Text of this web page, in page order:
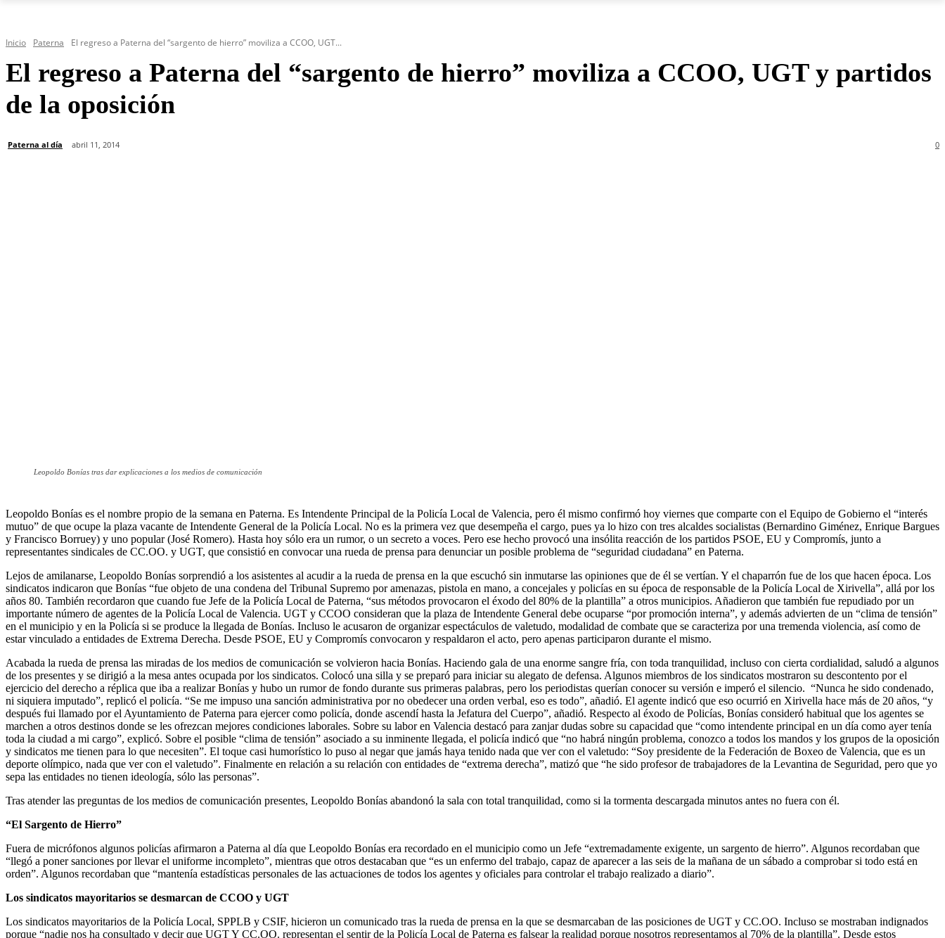
Inicio Paterna El regreso a Paterna del “sargento de hierro” moviliza a CCOO, UGT...
El regreso a Paterna del “sargento de hierro” moviliza a CCOO, UGT y partidos
de la oposición
Paterna al día abril 11, 2014 0
Leopoldo Bonías tras dar explicaciones a los medios de comunicación
Leopoldo Bonías es el nombre propio de la semana en Paterna. Es Intendente Principal de la Policía Local de Valencia, pero él mismo confirmó hoy viernes que comparte con el Equipo de Gobierno el “interés
mutuo” de que ocupe la plaza vacante de Intendente General de la Policía Local. No es la primera vez que desempeña el cargo, pues ya lo hizo con tres alcaldes socialistas (Bernardino Giménez, Enrique Bargues
y Francisco Borruey) y uno popular (José Romero). Hasta hoy sólo era un rumor, o un secreto a voces. Pero ese hecho provocó una insólita reacción de los partidos PSOE, EU y Compromís, junto a
representantes sindicales de CC.OO. y UGT, que consistió en convocar una rueda de prensa para denunciar un posible problema de “seguridad ciudadana” en Paterna.
Lejos de amilanarse, Leopoldo Bonías sorprendió a los asistentes al acudir a la rueda de prensa en la que escuchó sin inmutarse las opiniones que de él se vertían. Y el chaparrón fue de los que hacen época. Los
sindicatos indicaron que Bonías “fue objeto de una condena del Tribunal Supremo por amenazas, pistola en mano, a concejales y policías en su época de responsable de la Policía Local de Xirivella”, allá por los
años 80. También recordaron que cuando fue Jefe de la Policía Local de Paterna, “sus métodos provocaron el éxodo del 80% de la plantilla” a otros municipios. Añadieron que también fue repudiado por un
importante número de agentes de la Policía Local de Valencia. UGT y CCOO consideran que la plaza de Intendente General debe ocuparse “por promoción interna”, y además advierten de un “clima de tensión”
en el municipio y en la Policía si se produce la llegada de Bonías. Incluso le acusaron de organizar espectáculos de valetudo, modalidad de combate que se caracteriza por una tremenda violencia, así como de
estar vinculado a entidades de Extrema Derecha. Desde PSOE, EU y Compromís convocaron y respaldaron el acto, pero apenas participaron durante el mismo.
Acabada la rueda de prensa las miradas de los medios de comunicación se volvieron hacia Bonías. Haciendo gala de una enorme sangre fría, con toda tranquilidad, incluso con cierta cordialidad, saludó a algunos
de los presentes y se dirigió a la mesa antes ocupada por los sindicatos. Colocó una silla y se preparó para iniciar su alegato de defensa. Algunos miembros de los sindicatos mostraron su descontento por el
ejercicio del derecho a réplica que iba a realizar Bonías y hubo un rumor de fondo durante sus primeras palabras, pero los periodistas querían conocer su versión e imperó el silencio. “Nunca he sido condenado,
ni siquiera imputado”, replicó el policía. “Se me impuso una sanción administrativa por no obedecer una orden verbal, eso es todo”, añadió. El agente indicó que eso ocurrió en Xirivella hace más de 20 años, “y
después fui llamado por el Ayuntamiento de Paterna para ejercer como policía, donde ascendí hasta la Jefatura del Cuerpo”, añadió. Respecto al éxodo de Policías, Bonías consideró habitual que los agentes se
marchen a otros destinos donde se les ofrezcan mejores condiciones laborales. Sobre su labor en Valencia destacó para zanjar dudas sobre su capacidad que “como intendente principal en un día como ayer tenía
toda la ciudad a mi cargo”, explicó. Sobre el posible “clima de tensión” asociado a su inminente llegada, el policía indicó que “no habrá ningún problema, conozco a todos los mandos y los grupos de la oposición
y sindicatos me tienen para lo que necesiten”. El toque casi humorístico lo puso al negar que jamás haya tenido nada que ver con el valetudo: “Soy presidente de la Federación de Boxeo de Valencia, que es un
deporte olímpico, nada que ver con el valetudo”. Finalmente en relación a su relación con entidades de “extrema derecha”, matizó que “he sido profesor de trabajadores de la Levantina de Seguridad, pero que yo
sepa las entidades no tienen ideología, sólo las personas”.
Tras atender las preguntas de los medios de comunicación presentes, Leopoldo Bonías abandonó la sala con total tranquilidad, como si la tormenta descargada minutos antes no fuera con él.
“El Sargento de Hierro”
Fuera de micrófonos algunos policías afirmaron a Paterna al día que Leopoldo Bonías era recordado en el municipio como un Jefe “extremadamente exigente, un sargento de hierro”. Algunos recordaban que
“llegó a poner sanciones por llevar el uniforme incompleto”, mientras que otros destacaban que “es un enfermo del trabajo, capaz de aparecer a las seis de la mañana de un sábado a comprobar si todo está en
orden”. Algunos recordaban que “mantenía estadísticas personales de las actuaciones de todos los agentes y oficiales para controlar el trabajo realizado a diario”.
Los sindicatos mayoritarios se desmarcan de CCOO y UGT
Los sindicatos mayoritarios de la Policía Local, SPPLB y CSIF, hicieron un comunicado tras la rueda de prensa en la que se desmarcaban de las posiciones de UGT y CC.OO. Incluso se mostraban indignados
porque “nadie nos ha consultado y decir que UGT Y CC.OO. representan el sentir de la Policía Local de Paterna es falsear la realidad porque nosotros representamos al 70% de la plantilla”. Desde estos